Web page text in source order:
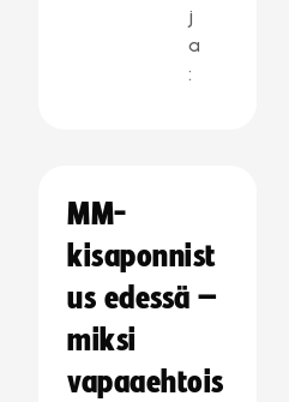
j
a
:
MM-
kisaponnist
us edessä –
miksi
vapaaehtois